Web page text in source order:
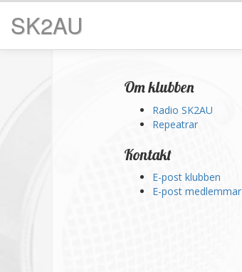
SK2AU
Om klubben
Radio SK2AU
Repeatrar
Kontakt
E-post klubben
E-post medlemmar